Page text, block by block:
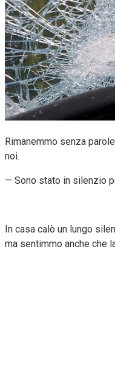
Rimanemmo senza
noi.
— Sono stato in silenzio
In casa calò un lungo
ma sentimmo anche che